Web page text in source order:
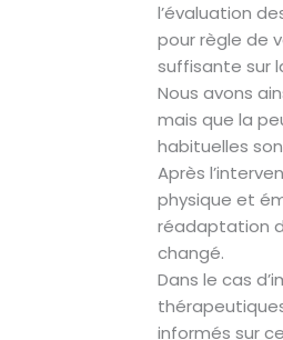
l’évaluation
pour règle de
suffisante sur
Nous avons
mais que la
habituelles
Après
physique et
réadaptation
changé.
Dans le cas
informés sur